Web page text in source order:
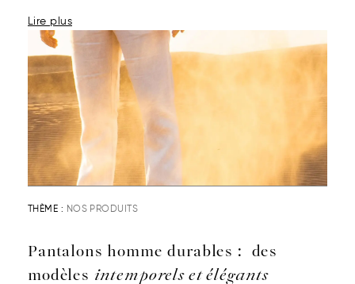
Lire plus
THÈME : NOS PRODUITS
Pantalons homme durables : des
modèles intemporels et élégants